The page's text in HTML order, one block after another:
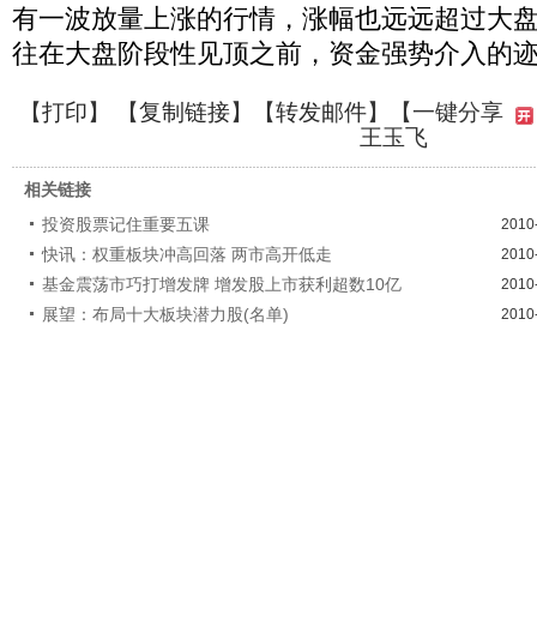
有一波放量上涨的行情，涨幅也远远超过大
往在大盘阶段性见顶之前，资金强势介入的
【打印】 【复制链接】【转发邮件】【一键分享
王玉飞
相关链接
投资股票记住重要五课
快讯：权重板块冲高回落 两市高开低走
基金震荡市巧打增发牌 增发股上市获利超数10亿
展望：布局十大板块潜力股(名单)